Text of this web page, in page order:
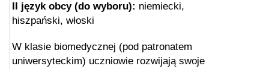
II język obcy (do wyboru): niemiecki,
hiszpański, włoski
W klasie biomedycznej (pod patronatem
uniwersyteckim) uczniowie rozwijają swoje